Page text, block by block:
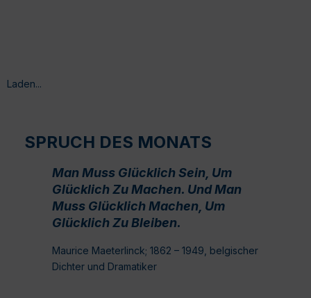
Laden...
SPRUCH DES MONATS
Man Muss Glücklich Sein, Um
Glücklich Zu Machen. Und Man
Muss Glücklich Machen, Um
Glücklich Zu Bleiben.
Maurice Maeterlinck; 1862 – 1949, belgischer
Dichter und Dramatiker